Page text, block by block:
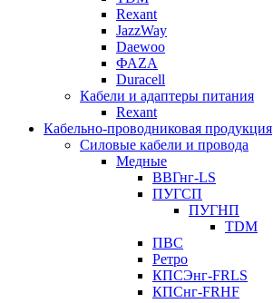
Rexant
JazzWay
Daewoo
ФАZА
Duracell
Кабели и адаптеры питания
Rexant
Кабельно-проводниковая продукция
Силовые кабели и провода
Медные
ВВГнг-LS
ПУГСП
ПУГНП
TDM
ПВС
Ретро
КПСЭнг-FRLS
КПСнг-FRHF